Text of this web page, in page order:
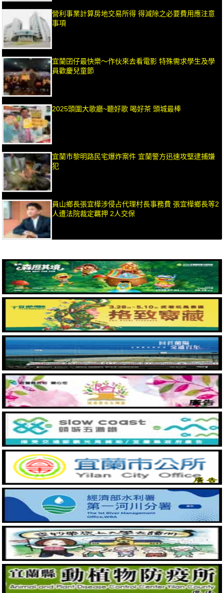
營利事業計算房地交易所得 得減除之必要費用應注意
事項
宜蘭囝仔最快樂～作伙來去看電影 特殊需求學生及學
員歡慶兒童節
2025頭圍大歌廳~聽好歌 喝好茶 頭城最棒
宜蘭市黎明路民宅爆炸案件 宜蘭警方迅速攻堅逮捕嫌
犯
員山鄉長張宜樺涉侵占代理村長事務費 張宜樺鄉長等2
人遭法院裁定羈押 2人交保